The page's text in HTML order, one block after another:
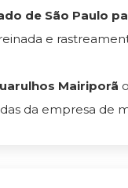
de São Paulo
e
Mairiporã
da empresa de